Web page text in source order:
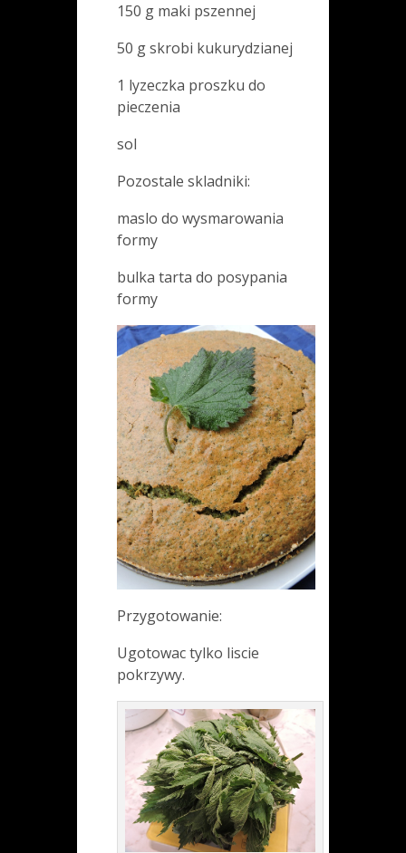
150 g maki pszennej
50 g skrobi kukurydzianej
1 lyzeczka proszku do
pieczenia
sol
Pozostale skladniki:
maslo do wysmarowania
formy
bulka tarta do posypania
formy
Przygotowanie:
Ugotowac tylko liscie
pokrzywy.